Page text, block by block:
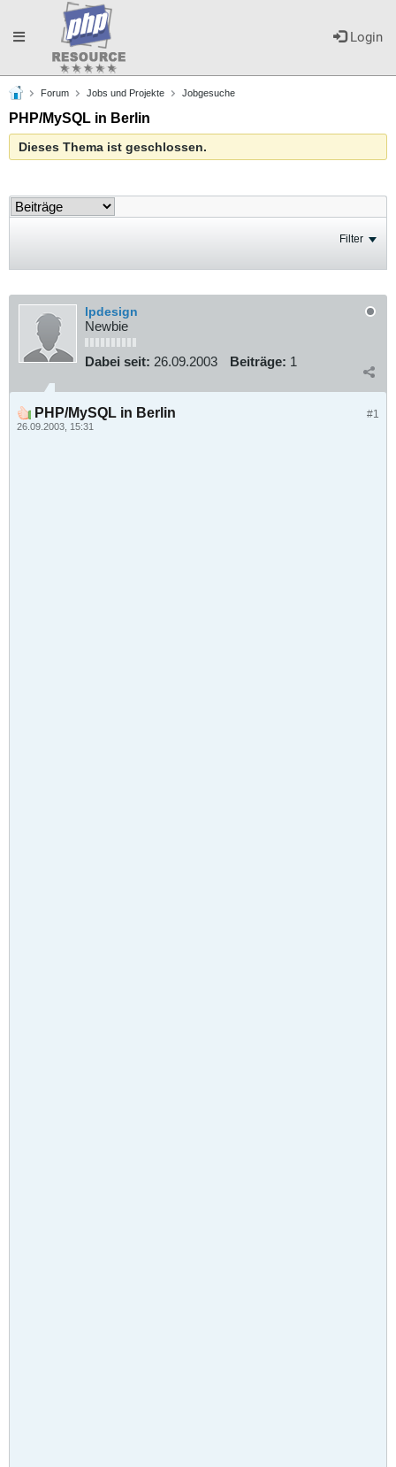
Login
Toggle
navigation
Forum Jobs und Projekte Jobgesuche
PHP/MySQL in Berlin
Dieses Thema ist geschlossen.
Filter
lpdesign
Newbie
Dabei seit: 26.09.2003 Beiträge: 1
#1
PHP/MySQL in Berlin
26.09.2003, 15:31